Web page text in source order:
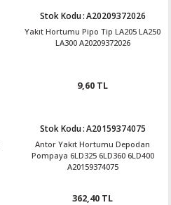
Stok Kodu:A20209372026
Yakıt Hortumu Pipo Tip LA205 LA250
LA300 A20209372026
9,60 TL
Stok Kodu:A20159374075
Antor Yakıt Hortumu Depodan
Pompaya 6LD325 6LD360 6LD400
A20159374075
362,40 TL